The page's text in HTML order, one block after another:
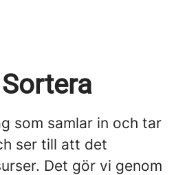
som samlar in och tar
ser till att det
Det gör vi genom